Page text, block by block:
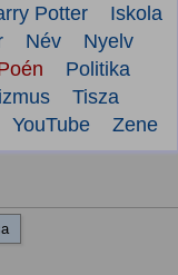
Potter
Iskola
Név
Nyelv
Politika
Tisza
YouTube Zene